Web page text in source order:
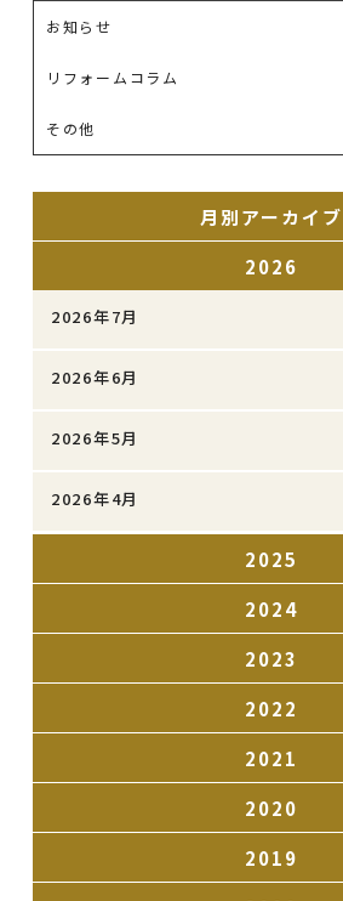
お知らせ
リフォームコラム
その他
月別アーカイブ
2026
2026年7月
2026年6月
2026年5月
2026年4月
2025
2024
2023
2022
2021
2020
2019